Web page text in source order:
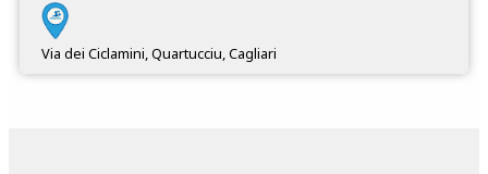
Via dei Ciclamini, Quartucciu, Cagliari